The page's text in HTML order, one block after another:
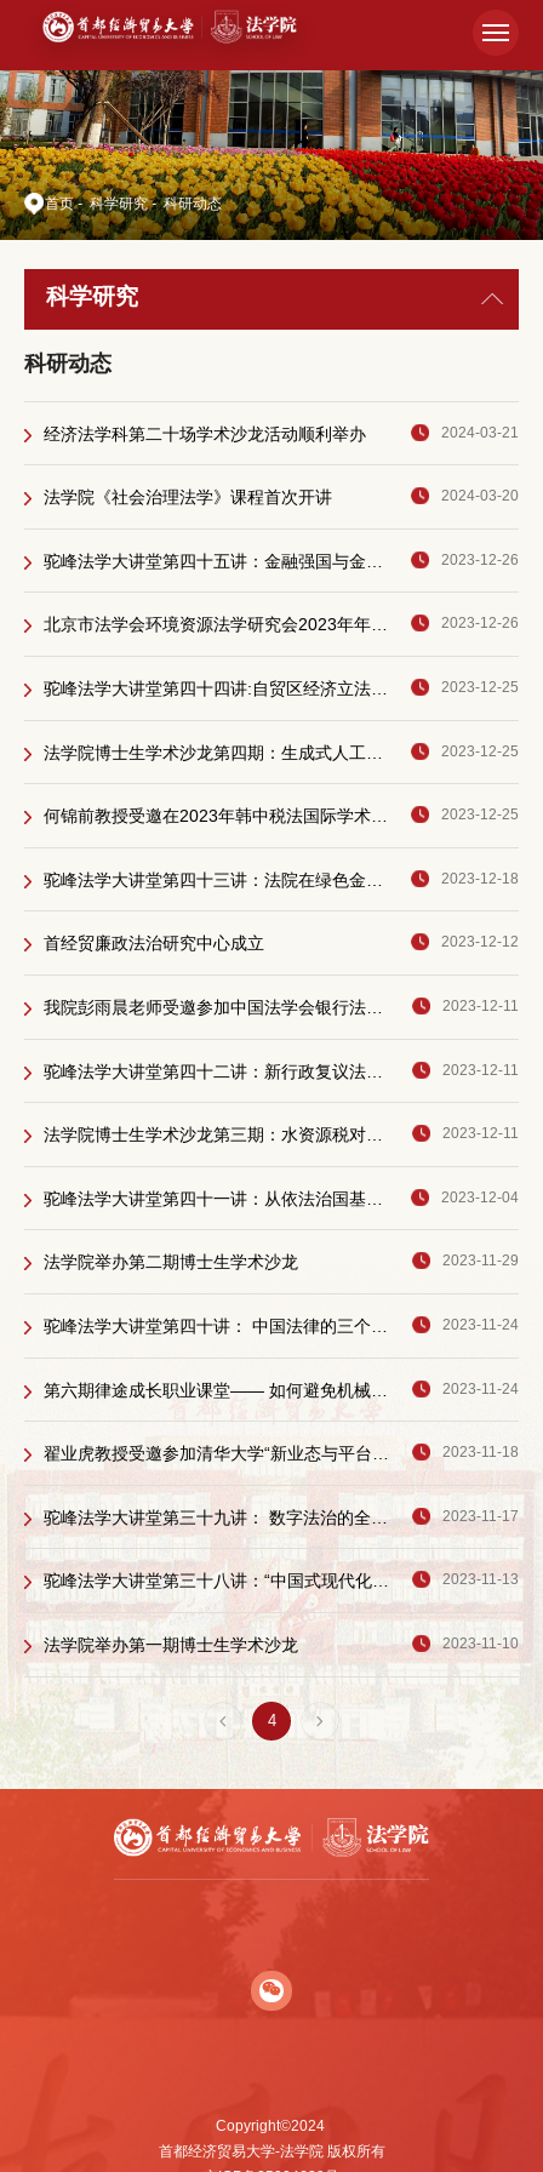
首页- 科学研究- 科研动态
科学研究
科研动态
2024-03-21
经济法学科第二十场学术沙龙活动顺利举办
2024-03-20
法学院《社会治理法学》课程首次开讲
2023-12-26
2023-12-26
北京市法学会环境资源法学研究会2023年年会在我校召开
2023-12-25
2023-12-25
2023-12-25
何锦前教授受邀在2023年韩中税法国际学术大会作主题发言
2023-12-18
2023-12-12
首经贸廉政法治研究中心成立
2023-12-11
2023-12-11
2023-12-11
法学院博士生学术沙龙第三期：水资源税对绿色水资源效率的影响与作用渠道分析
2023-12-04
2023-11-29
法学院举办第二期博士生学术沙龙
2023-11-24
2023-11-24
2023-11-18
翟业虎教授受邀参加清华大学“新业态与平台责任前沿问题”研讨会
2023-11-17
驼峰法学大讲堂第三十九讲： 数字法治的全新命题——用户权利
2023-11-13
驼峰法学大讲堂第三十八讲：“中国式现代化语境下领域法学的功能担当”
2023-11-10
法学院举办第一期博士生学术沙龙
4
Copyright©2024
首都经济贸易大学-法学院 版权所有